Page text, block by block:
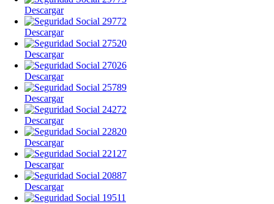
Descargar
Descargar
Descargar
Descargar
Descargar
Descargar
Descargar
Descargar
Descargar